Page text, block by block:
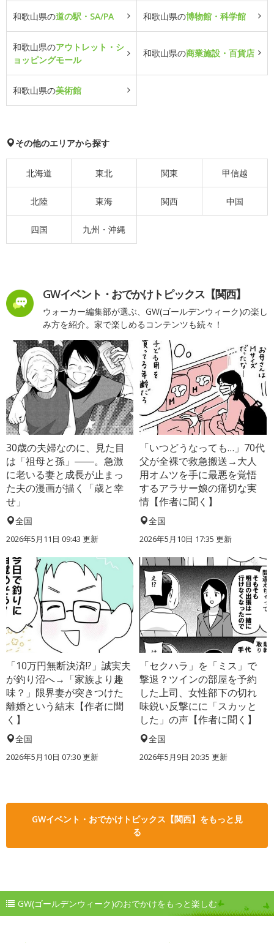
和歌山県の道の駅・SA/PA 和歌山県の博物館・科学館
和歌山県のアウトレット・シ
ョッピングモール
和歌山県の商業施設・百貨店
和歌山県の美術館
その他のエリアから探す
北海道 東北 関東 甲信越
北陸 東海 関西 中国
四国 九州・沖縄
GWイベント・おでかけトピックス【関西】
ウォーカー編集部が選ぶ、GW(ゴールデンウィーク)の楽し
み方を紹介。家で楽しめるコンテンツも続々！
30歳の夫婦なのに、見た目
は「祖母と孫」――。急激
に老いる妻と成長が止まっ
た夫の漫画が描く「歳と幸
せ」
全国
2026年5月11日 09:43 更新
「いつどうなっても…」70代
父が全裸で救急搬送→大人
用オムツを手に最悪を覚悟
するアラサー娘の痛切な実
情【作者に聞く】
全国
2026年5月10日 17:35 更新
「10万円無断決済!?」誠実夫
が釣り沼へ→「家族より趣
味？」限界妻が突きつけた
離婚という結末【作者に聞
く】
全国
2026年5月10日 07:30 更新
「セクハラ」を「ミス」で
撃退？ツインの部屋を予約
した上司、女性部下の切れ
味鋭い反撃にに「スカッと
した」の声【作者に聞く】
全国
2026年5月9日 20:35 更新
GWイベント・おでかけトピックス【関西】をもっと見
る
GW(ゴールデンウィーク)のおでかけをもっと楽しむ